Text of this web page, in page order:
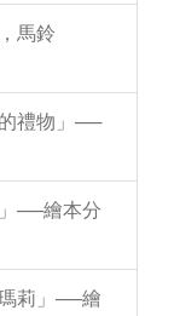
馬鈴
禮物」──
──繪本分
莉」──繪